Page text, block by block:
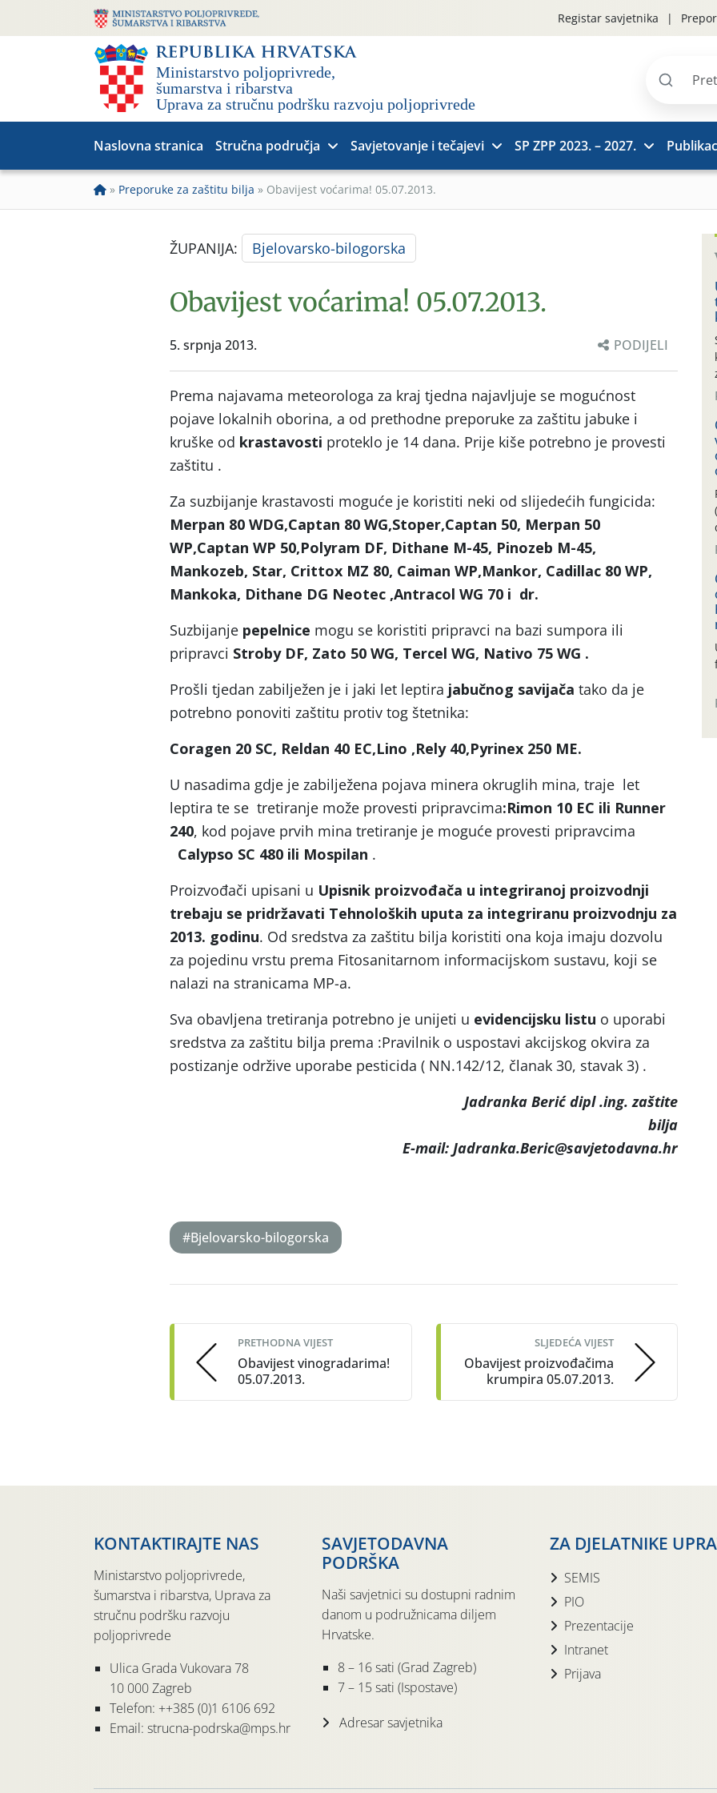
Registar savjetnika
Pretraži
Naslovna stranica Stručna područja Savjetovanje i tečajevi SP ZPP 2023. – 2027.
» Preporuke za zaštitu bilja » Obavijest voćarima! 05.07.2013.
ŽUPANIJA: Bjelovarsko-bilogorska
Obavijest voćarima! 05.07.2013.
5. srpnja 2013. PODIJELI
Prema najavama meteorologa za kraj tjedna najavljuje se mogućnost
pojave lokalnih oborina, a od prethodne preporuke za zaštitu jabuke i
kruške od krastavosti proteklo je 14 dana. Prije kiše potrebno je provesti
zaštitu .
Za suzbijanje krastavosti moguće je koristiti neki od slijedećih fungicida:
Merpan 80 WDG,Captan 80 WG,Stoper,Captan 50, Merpan 50
WP,Captan WP 50,Polyram DF, Dithane M-45, Pinozeb M-45,
Mankozeb, Star, Crittox MZ 80, Caiman WP,Mankor, Cadillac 80 WP,
Mankoka, Dithane DG Neotec ,Antracol WG 70 i dr.
Suzbijanje pepelnice mogu se koristiti pripravci na bazi sumpora ili
pripravci Stroby DF, Zato 50 WG, Tercel WG, Nativo 75 WG .
Prošli tjedan zabilježen je i jaki let leptira jabučnog savijača tako da je
potrebno ponoviti zaštitu protiv tog štetnika:
Coragen 20 SC, Reldan 40 EC,Lino ,Rely 40,Pyrinex 250 ME.
U nasadima gdje je zabilježena pojava minera okruglih mina, traje let
leptira te se tretiranje može provesti pripravcima:Rimon 10 EC ili Runner
240, kod pojave prvih mina tretiranje je moguće provesti pripravcima
Calypso SC 480 ili Mospilan .
Proizvođači upisani u Upisnik proizvođača u integriranoj proizvodnji
trebaju se pridržavati Tehnoloških uputa za integriranu proizvodnju za
2013. godinu. Od sredstva za zaštitu bilja koristiti ona koja imaju dozvolu
za pojedinu vrstu prema Fitosanitarnom informacijskom sustavu, koji se
nalazi na stranicama MP-a.
Sva obavljena tretiranja potrebno je unijeti u evidencijsku listu o uporabi
sredstva za zaštitu bilja prema :Pravilnik o uspostavi akcijskog okvira za
postizanje održive uporabe pesticida ( NN.142/12, članak 30, stavak 3) .
Jadranka Berić dipl .ing. zaštite
bilja
E-mail: Jadranka.Beric@savjetodavna.hr
#Bjelovarsko-bilogorska
navigation
PRETHODNA VIJEST
Obavijest vinogradarima!
05.07.2013.
SLJEDEĆA VIJEST
Obavijest proizvođačima
krumpira 05.07.2013.
KONTAKTIRAJTE NAS
Ministarstvo poljoprivrede,
šumarstva i ribarstva, Uprava za
stručnu podršku razvoju
poljoprivrede
Ulica Grada Vukovara 78
10 000 Zagreb
Telefon: ++385 (0)1 6106 692
Email: strucna-podrska@mps.hr
SAVJETODAVNA
PODRŠKA
Naši savjetnici su dostupni radnim
danom u podružnicama diljem
Hrvatske.
8 – 16 sati (Grad Zagreb)
7 – 15 sati (Ispostave)
Adresar savjetnika
ZA DJELATNIKE
SEMIS
PIO
Prezentacije
Intranet
Prijava